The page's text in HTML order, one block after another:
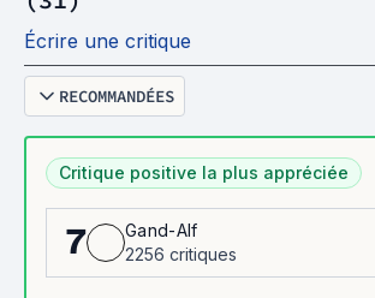
Écrire une critique
RECOMMANDÉES
Critique positive la plus appréciée
7
Gand-Alf
2256 critiques